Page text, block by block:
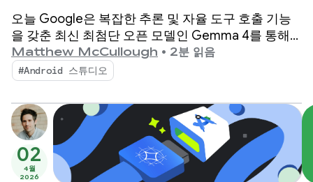
오늘 Google은 복잡한 추론 및 자율 도구 호출 기능
을 갖춘 최신 최첨단 오픈 모델인 Gemma 4를 통해
Android 개발을 개선하고 있습니다.
Matthew McCullough • 2분 읽음
#Android 스튜디오
02
4월
2026